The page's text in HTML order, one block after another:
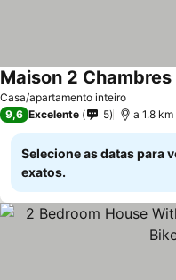
Casa/apartamento inteiro
Maison 2
9,6 Excelente 5 a 1.8
Selecione as datas para
exatos.